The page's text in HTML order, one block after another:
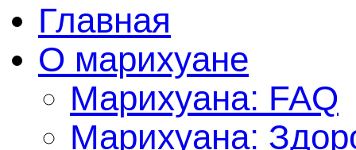
Главная
О марихуане
Марихуана: FAQ
Марихуана: